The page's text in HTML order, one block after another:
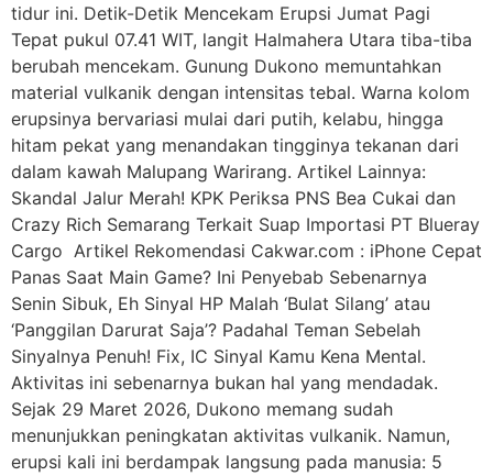
tidur ini. Detik-Detik Mencekam Erupsi Jumat Pagi
Tepat pukul 07.41 WIT, langit Halmahera Utara tiba-tiba
berubah mencekam. Gunung Dukono memuntahkan
material vulkanik dengan intensitas tebal. Warna kolom
erupsinya bervariasi mulai dari putih, kelabu, hingga
hitam pekat yang menandakan tingginya tekanan dari
dalam kawah Malupang Warirang. Artikel Lainnya:
Skandal Jalur Merah! KPK Periksa PNS Bea Cukai dan
Crazy Rich Semarang Terkait Suap Importasi PT Blueray
Cargo Artikel Rekomendasi Cakwar.com : iPhone Cepat
Panas Saat Main Game? Ini Penyebab Sebenarnya
Senin Sibuk, Eh Sinyal HP Malah ‘Bulat Silang’ atau
‘Panggilan Darurat Saja’? Padahal Teman Sebelah
Sinyalnya Penuh! Fix, IC Sinyal Kamu Kena Mental.
Aktivitas ini sebenarnya bukan hal yang mendadak.
Sejak 29 Maret 2026, Dukono memang sudah
menunjukkan peningkatan aktivitas vulkanik. Namun,
erupsi kali ini berdampak langsung pada manusia: 5